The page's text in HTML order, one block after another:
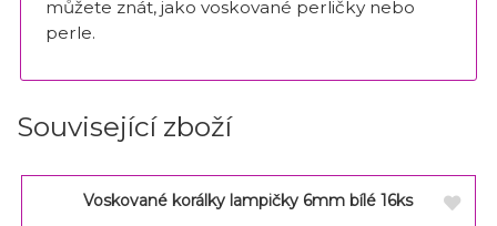
můžete znát, jako voskované perličky nebo
perle.
Související zboží
Voskované korálky lampičky 6mm bílé 16ks